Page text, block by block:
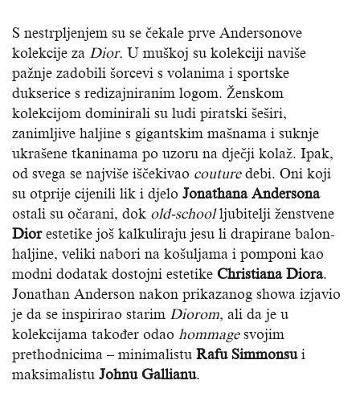
S nestrpljenjem su se čekale prve Andersonove
kolekcije za Dior. U muškoj su kolekciji naviše
pažnje zadobili šorcevi s volanima i sportske
dukserice s redizajniranim logom. Ženskom
kolekcijom dominirali su ludi piratski šeširi,
zanimljive haljine s gigantskim mašnama i suknje
ukrašene tkaninama po uzoru na dječji kolaž. Ipak,
od svega se najviše iščekivao couturedebi. Oni koji
su otprije cijenili lik i djelo Jonathana Andersona
ostali su očarani, dok old-schoolljubitelji ženstvene
Diorestetike još kalkuliraju jesu li drapirane balon-
haljine, veliki nabori na košuljama i pomponi kao
modni dodatak dostojni estetike Christiana Diora.
Jonathan Anderson nakon prikazanog showa izjavio
je da se inspirirao starim Diorom, ali da je u
kolekcijama također odao hommagesvojim
prethodnicima – minimalistu Rafu Simmonsui
maksimalistu Johnu Gallianu.